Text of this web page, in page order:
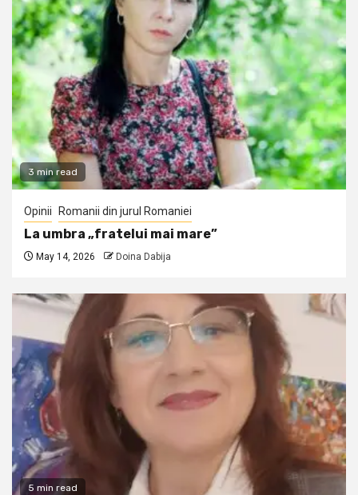
3 min read
Opinii Romanii din jurul Romaniei
La umbra „fratelui mai mare”
May 14, 2026 Doina Dabija
5 min read